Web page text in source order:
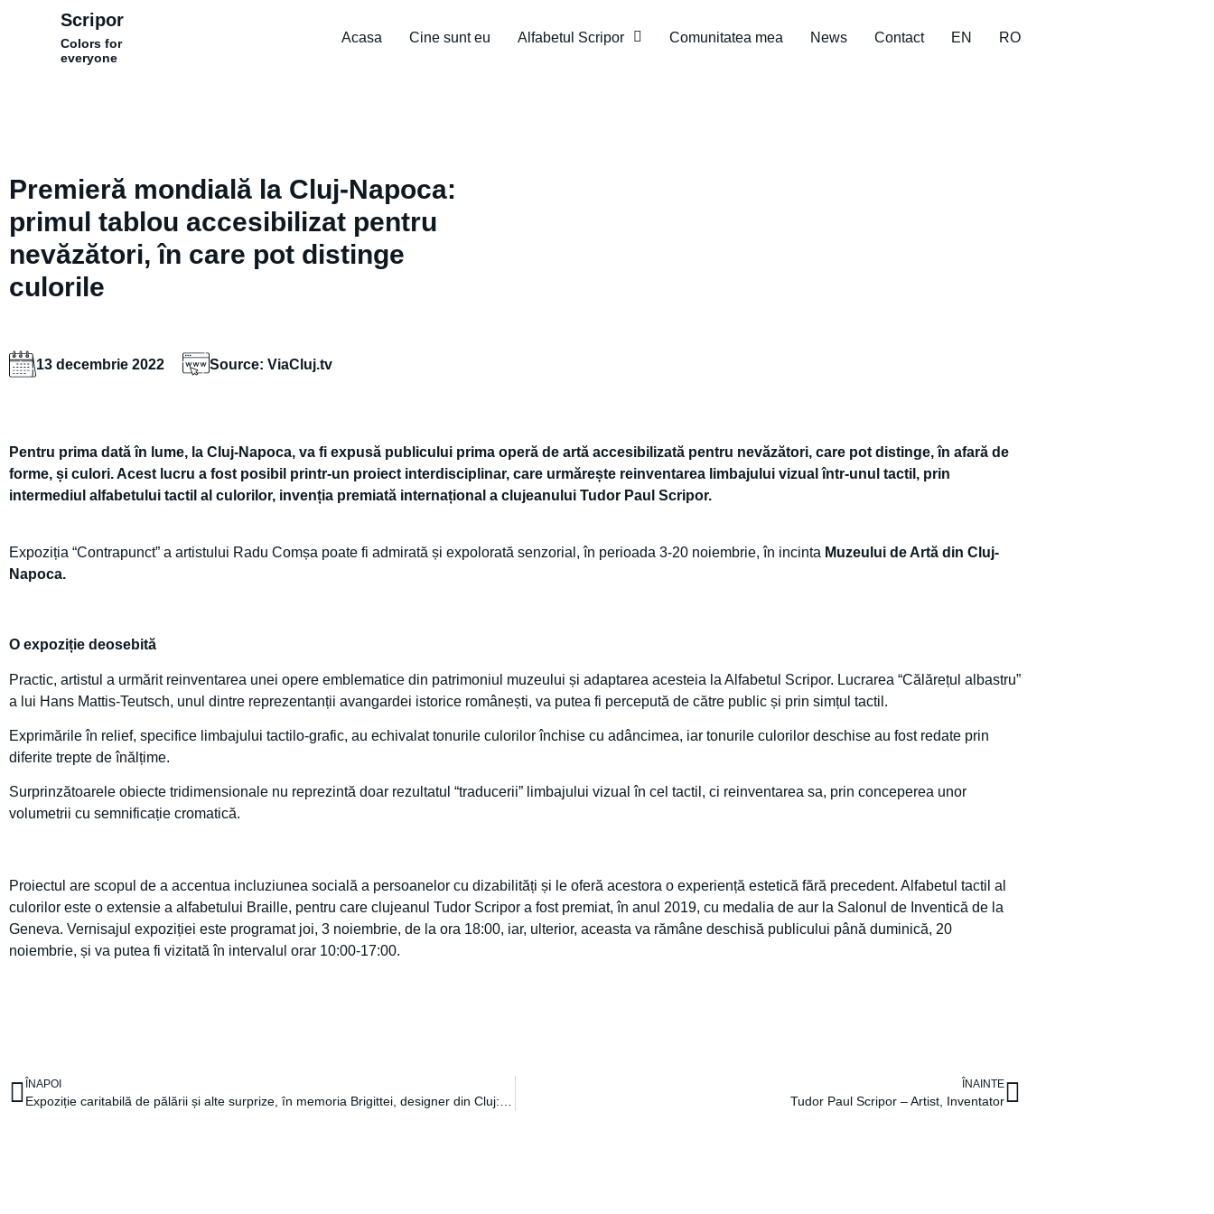
Scripor
Colors for
everyone
Acasa Cine sunt eu Alfabetul Scripor Comunitatea mea News Contact EN RO
Premieră mondială la Cluj-Napoca:
primul tablou accesibilizat pentru
nevăzători, în care pot distinge
culorile
13 decembrie 2022 Source: ViaCluj.tv
Pentru prima dată în lume, la Cluj-Napoca, va fi expusă publicului prima operă de artă accesibilizată pentru nevăzători, care pot distinge, în afară de
forme, și culori. Acest lucru a fost posibil printr-un proiect interdisciplinar, care urmărește reinventarea limbajului vizual într-unul tactil, prin
intermediul alfabetului tactil al culorilor, invenția premiată internațional a clujeanului Tudor Paul Scripor.
Expoziția “Contrapunct” a artistului Radu Comșa poate fi admirată și expolorată senzorial, în perioada 3-20 noiembrie, în incinta Muzeului de Artă din Cluj-
Napoca.
O expoziție deosebită
Practic, artistul a urmărit reinventarea unei opere emblematice din patrimoniul muzeului și adaptarea acesteia la Alfabetul Scripor. Lucrarea “Călărețul albastru”
a lui Hans Mattis-Teutsch, unul dintre reprezentanții avangardei istorice românești, va putea fi percepută de către public și prin simțul tactil.
Exprimările în relief, specifice limbajului tactilo-grafic, au echivalat tonurile culorilor închise cu adâncimea, iar tonurile culorilor deschise au fost redate prin
diferite trepte de înălțime.
Surprinzătoarele obiecte tridimensionale nu reprezintă doar rezultatul “traducerii” limbajului vizual în cel tactil, ci reinventarea sa, prin conceperea unor
volumetrii cu semnificație cromatică.
Proiectul are scopul de a accentua incluziunea socială a persoanelor cu dizabilități și le oferă acestora o experiență estetică fără precedent. Alfabetul tactil al
culorilor este o extensie a alfabetului Braille, pentru care clujeanul Tudor Scripor a fost premiat, în anul 2019, cu medalia de aur la Salonul de Inventică de la
Geneva. Vernisajul expoziției este programat joi, 3 noiembrie, de la ora 18:00, iar, ulterior, aceasta va rămâne deschisă publicului până duminică, 20
noiembrie, și va putea fi vizitată în intervalul orar 10:00-17:00.
ÎNAPOI
Expoziție caritabilă de pălării și alte surprize, în memoria Brigittei, designer din Cluj: „A fost o cascadă de emoții”
ÎNAINTE
Tudor Paul Scripor – Artist, Inventator